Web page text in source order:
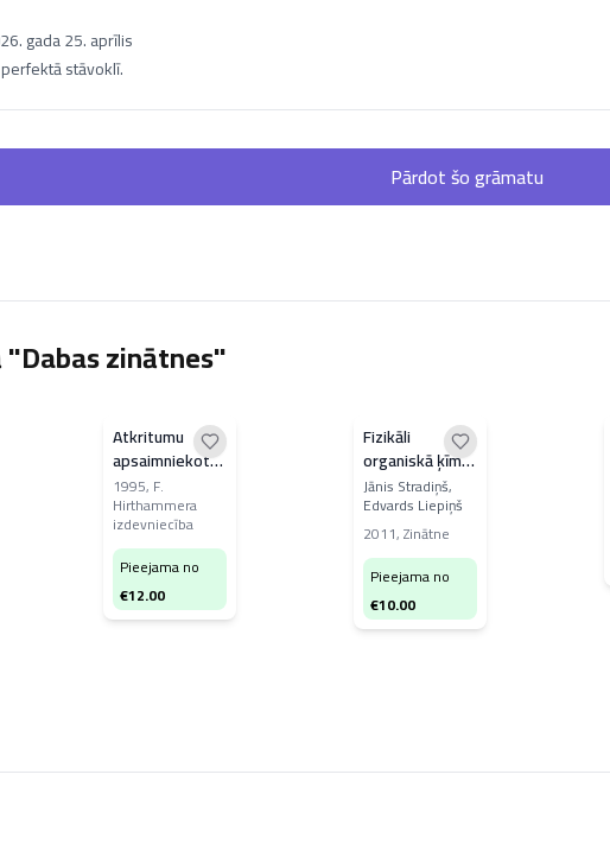
gada 25. aprīlis
stāvoklī.
Pārdot šo grāmatu
zinātnes"
Atkritumu
apsaimniekotāja
rokasgrāmata
1995, F.
Hirthammera
izdevniecība
Pieejama no
€12.00
Fizikāli
organiskā ķīmija
organiskās
sintēzes
institūtā.
Laboratorijas
pusgadsimta
ceļš 1961–
2011
Jānis Stradiņš,
Edvards Liepiņš
2011,Zinātne
Pieejama no
€10.00